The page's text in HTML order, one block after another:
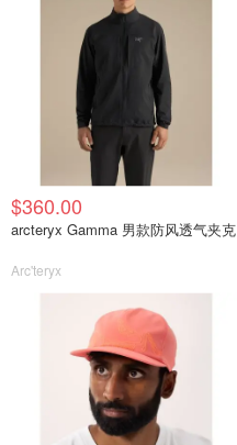
$360.00
arcteryx Gamma 男款防风透气夹克
Arc'teryx